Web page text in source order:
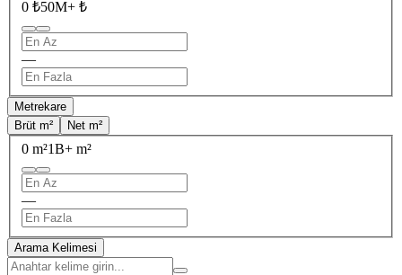
0 ₺50M+ ₺
—
Metrekare
Brüt m²
Net m²
0 m²1B+ m²
—
Arama Kelimesi